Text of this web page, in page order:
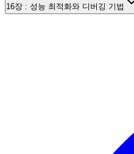
16장 : 성능 최적화와 디버깅 기법